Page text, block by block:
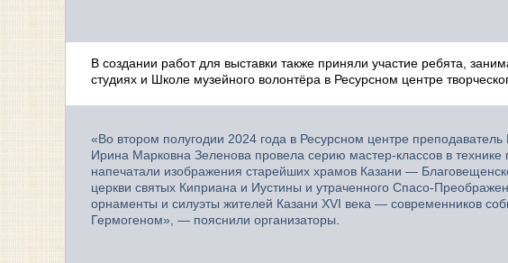
В создании работ для выставки также приняли участие ребята,
студиях и Школе музейного волонтёра в Ресурсном центре
«Во втором полугодии 2024 года в Ресурсном центре
Ирина Марковна Зеленова провела серию мастер-классов в
напечатали изображения старейших храмов Казани —
церкви святых Киприана и Иустины и утраченного Спасо-
орнаменты и силуэты жителей Казани XVI века — современников
Гермогеном», — пояснили организаторы.